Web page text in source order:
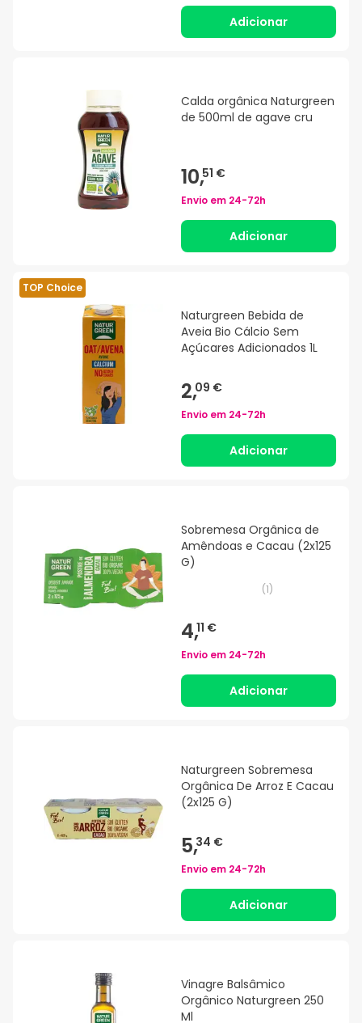
Adicionar
Calda orgânica Naturgreen
de 500ml de agave cru
10,51 €
Envio em 24-72h
Adicionar
TOP Choice
Naturgreen Bebida de
Aveia Bio Cálcio Sem
Açúcares Adicionados 1L
2,09 €
Envio em 24-72h
Adicionar
Sobremesa Orgânica de
Amêndoas e Cacau (2x125
G)
(1)
4,11 €
Envio em 24-72h
Adicionar
Naturgreen Sobremesa
Orgânica De Arroz E Cacau
(2x125 G)
5,34 €
Envio em 24-72h
Adicionar
Vinagre Balsâmico
Orgânico Naturgreen 250
Ml